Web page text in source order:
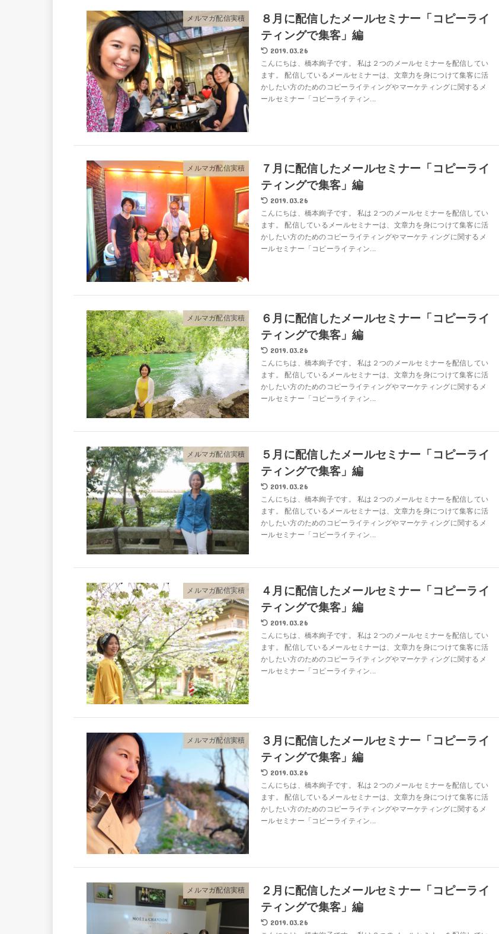
メルマガ配信実積
８月に配信したメールセミナー「コピーライ
ティングで集客」編
2019.03.26
こんにちは、橋本絢子です。 私は２つのメールセミナーを配信してい
ます。 配信しているメールセミナーは、文章力を身につけて集客に活
かしたい方のためのコピーライティングやマーケティングに関するメ
ールセミナー「コピーライティン...
メルマガ配信実積
７月に配信したメールセミナー「コピーライ
ティングで集客」編
2019.03.26
こんにちは、橋本絢子です。 私は２つのメールセミナーを配信してい
ます。 配信しているメールセミナーは、文章力を身につけて集客に活
かしたい方のためのコピーライティングやマーケティングに関するメ
ールセミナー「コピーライティン...
メルマガ配信実積
６月に配信したメールセミナー「コピーライ
ティングで集客」編
2019.03.26
こんにちは、橋本絢子です。 私は２つのメールセミナーを配信してい
ます。 配信しているメールセミナーは、文章力を身につけて集客に活
かしたい方のためのコピーライティングやマーケティングに関するメ
ールセミナー「コピーライティン...
メルマガ配信実積
５月に配信したメールセミナー「コピーライ
ティングで集客」編
2019.03.26
こんにちは、橋本絢子です。 私は２つのメールセミナーを配信してい
ます。 配信しているメールセミナーは、文章力を身につけて集客に活
かしたい方のためのコピーライティングやマーケティングに関するメ
ールセミナー「コピーライティン...
メルマガ配信実積
４月に配信したメールセミナー「コピーライ
ティングで集客」編
2019.03.26
こんにちは、橋本絢子です。 私は２つのメールセミナーを配信してい
ます。 配信しているメールセミナーは、文章力を身につけて集客に活
かしたい方のためのコピーライティングやマーケティングに関するメ
ールセミナー「コピーライティン...
メルマガ配信実積
３月に配信したメールセミナー「コピーライ
ティングで集客」編
2019.03.26
こんにちは、橋本絢子です。 私は２つのメールセミナーを配信してい
ます。 配信しているメールセミナーは、文章力を身につけて集客に活
かしたい方のためのコピーライティングやマーケティングに関するメ
ールセミナー「コピーライティン...
メルマガ配信実積
２月に配信したメールセミナー「コピーライ
ティングで集客」編
2019.03.26